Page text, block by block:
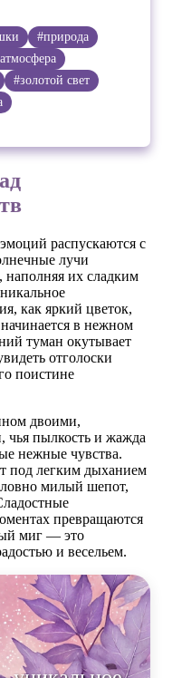
#природа
#золотой свет
распускаются с
лучи
наполняя их сладким
как яркий цветок,
в нежном
туман окутывает
отголоски
поистине
двоими,
чья пылкость и жажда
нежные чувства.
под легким дыханием
милый шепот,
превращаются
миг — это
и весельем.